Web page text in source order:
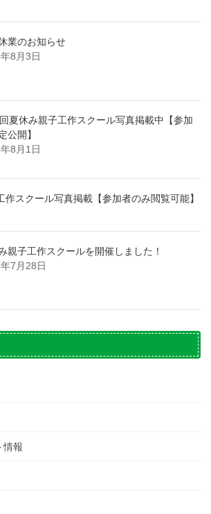
業のお知らせ
8月3日
夏休み親子工作スクール写真掲載中【参加
公開】
8月1日
スクール写真掲載【参加者のみ閲覧可能】
親子工作スクールを開催しました！
7月28日
情報